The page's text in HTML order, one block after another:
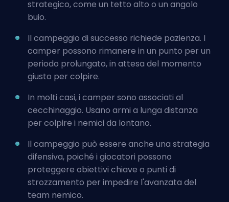
strategico, come un tetto alto o un angolo
buio.
Il campeggio di successo richiede pazienza. I
camper possono rimanere in un punto per un
periodo prolungato, in attesa del momento
giusto per colpire.
In molti casi, i camper sono associati al
cecchinaggio. Usano armi a lunga distanza
per colpire i nemici da lontano.
Il campeggio può essere anche una strategia
difensiva, poiché i giocatori possono
proteggere obiettivi chiave o punti di
strozzamento per impedire l'avanzata del
team nemico.